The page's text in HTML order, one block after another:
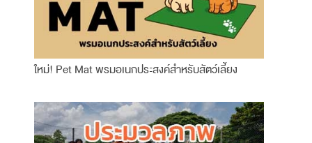
ใหม่! Pet Mat พรมอเนกประสงค์สำหรับสัตว์เลี้ยง